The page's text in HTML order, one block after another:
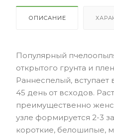
ОПИСАНИЕ
Популярный
открытого грунта и
Раннеспелый,
45 день от всходов.
преимущественно
узле формируется 2-3
короткие, белошипые,